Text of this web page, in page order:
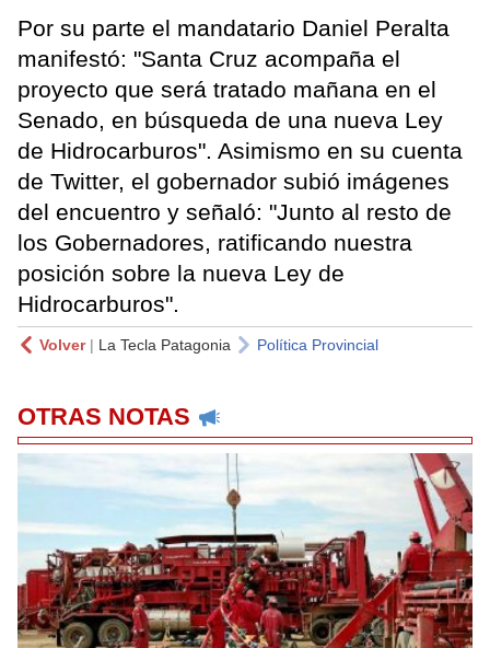
Por su parte el mandatario Daniel Peralta
manifestó: "Santa Cruz acompaña el
proyecto que será tratado mañana en el
Senado, en búsqueda de una nueva Ley
de Hidrocarburos". Asimismo en su cuenta
de Twitter, el gobernador subió imágenes
del encuentro y señaló: "Junto al resto de
los Gobernadores, ratificando nuestra
posición sobre la nueva Ley de
Hidrocarburos".
Volver| La Tecla Patagonia Política Provincial
OTRAS NOTAS